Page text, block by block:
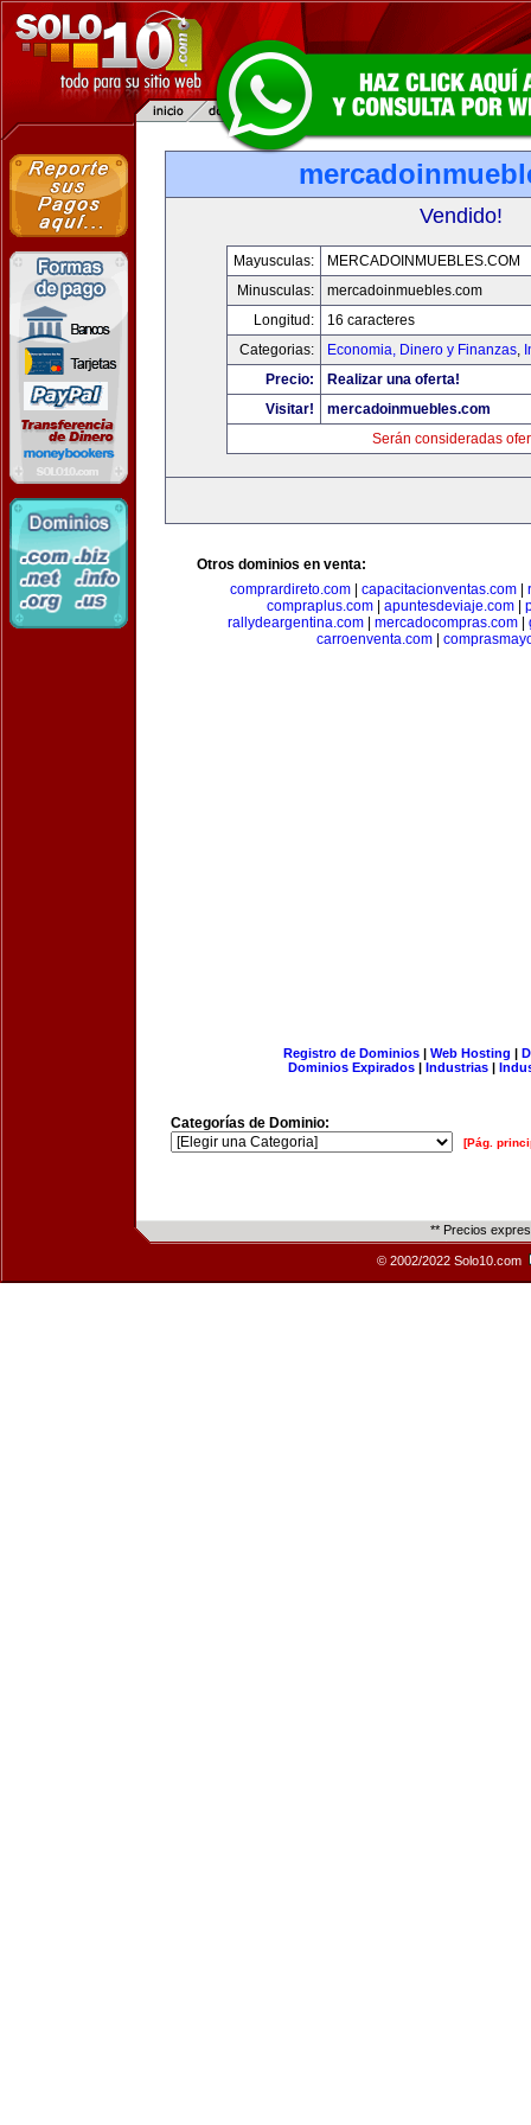
Vendido!
Mayusculas:
MERCADOINMUEBLES.COM
Minusculas:
mercadoinmuebles.com
Longitud:
16 caracteres
Categorias:
Economia, Dinero y Finanzas,
Precio:
Realizar una oferta!
Visitar!
mercadoinmuebles.com
Serán consideradas
Otros dominios en venta:
comprardireto.com| capacitacionventas.com|
compraplus.com| apuntesdeviaje.com|
rallydeargentina.com
mercadocompras.com
carroenventa.com|
Registro de Dominios| Web Hosting |
Dominios Expirados | Industrias |
Categorías de Dominio:
[Pág.
** Precios
© 2002/2022 Solo10.com